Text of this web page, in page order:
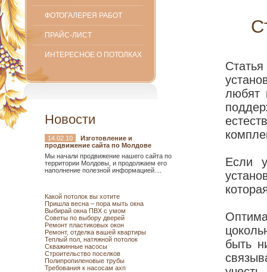
ФОТОГАЛЕРЕЯ РАБОТ
ПРАЙС-ЛИСТ
ИНТЕРЕСНОЕ О ПОТОЛКАХ
Новости
14.02.10
Изготовление и
продвижение сайта по Молдове
Мы начали продвижение нашего сайта по
территории Молдовы, и продолжаем его
наполнение полезной информацией....
Какой потолок вы хотите
Пришла весна – пора мыть окна
Выбирай окна ПВХ с умом
Советы по выбору дверей
Ремонт пластиковых окон
Ремонт, отделка вашей квартиры
Теплый пол, натяжной потолок
Скважинные насосы
Строительство поселков
Полипропиленовые трубы
Требования к насосам ахп
любят
Если
быть